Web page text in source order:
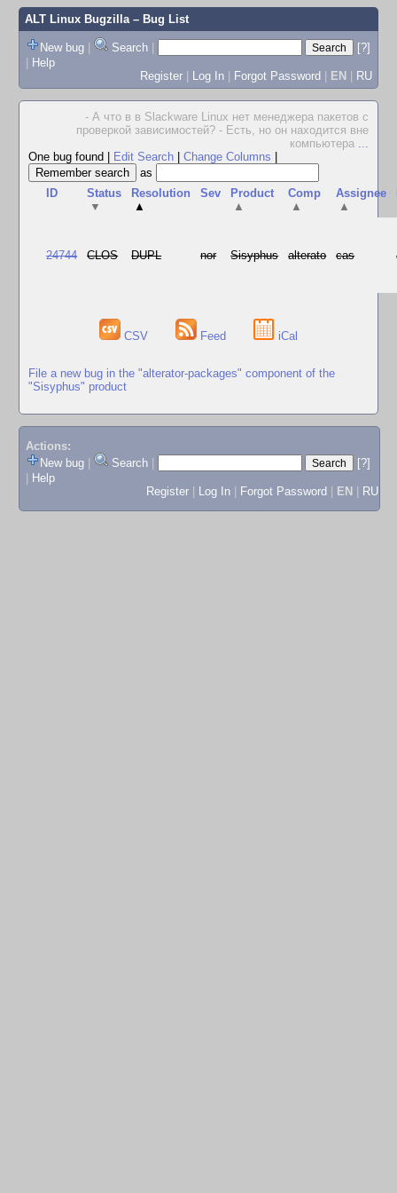
ALT Linux Bugzilla– Bug List
New bug | Search |
[?]
| Help
Register | Log In | Forgot Password | EN | RU
- А что в в Slackware Linux нет менеджера пакетов с
проверкой зависимостей? - Есть, но он находится вне
компьютера ...
One bug found
Edit Search Change Columns
as
ID
Status
▼
Resolution
▲
Sev
Product
▲
Comp
▲
Assignee
▲
24744 CLOS DUPL nor Sisyphus alterato cas
CSV Feed iCal
File a new bug in the "alterator-packages" component of the
"Sisyphus" product
Actions:
New bug
Search
[?]
Help
Register
Log In Forgot Password EN RU